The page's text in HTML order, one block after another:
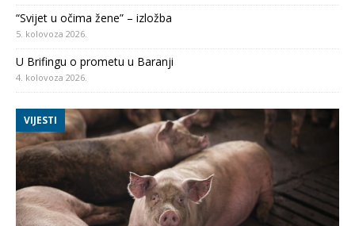
“Svijet u očima žene” – izložba
5. kolovoza 2026.
U Brifingu o prometu u Baranji
4. kolovoza 2026.
VIJESTI